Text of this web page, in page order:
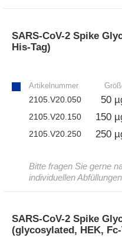
SARS-CoV-2 Spike
His-Tag)
Artikelnummer
2105.V20.050 50
2105.V20.150 150
2105.V20.250 250
Bitte fragen Sie gerne
individuellen
SARS-CoV-2 Spike
(glycosylated, HEK, Fc-